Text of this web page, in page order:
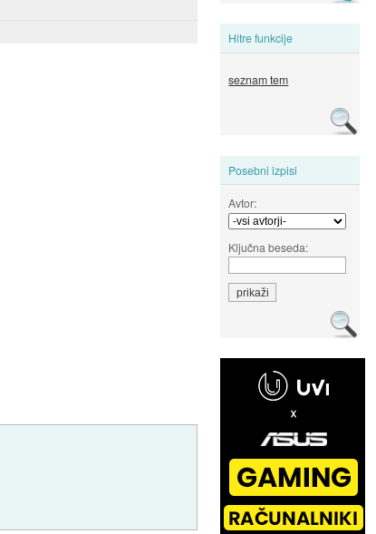
Hitre funkcije
seznam tem
Posebni izpisi
Avtor:
Ključna beseda: